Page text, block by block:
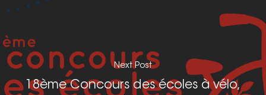
Next Post
18ème Concours des écoles à vélo,